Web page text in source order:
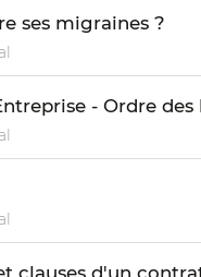
ses migraines ?
- Ordre
clauses d'un